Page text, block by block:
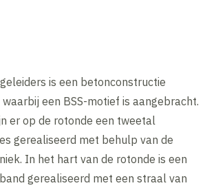
is een betonconstructie
een BSS-motief is aangebracht.
er op de rotonde een tweetal
gerealiseerd met behulp van de
In het hart van de rotonde is een
gerealiseerd met een straal van